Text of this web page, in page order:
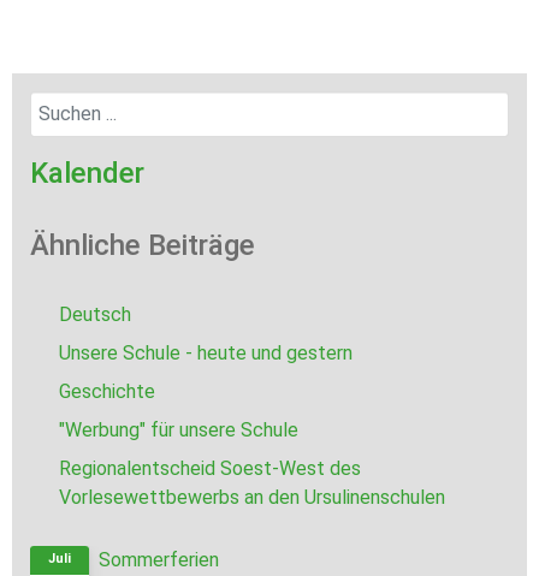
Kalender
Ähnliche Beiträge
Deutsch
Unsere Schule - heute und gestern
Geschichte
"Werbung" für unsere Schule
Regionalentscheid Soest-West des
Vorlesewettbewerbs an den Ursulinenschulen
Juli
Sommerferien